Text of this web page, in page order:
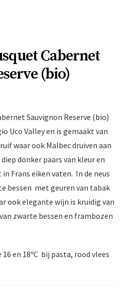
Cabernet
(bio)
Sauvignon Reserve (bio)
Uco Valley en is gemaakt van
waar ook Malbec druiven aan
donker paars van kleur en
Frans eiken vaten. In de neus
bessen met geuren van tabak
ook elegante wijn is kruidig van
zwarte bessen en frambozen
en 18ºC bij pasta, rood vlees